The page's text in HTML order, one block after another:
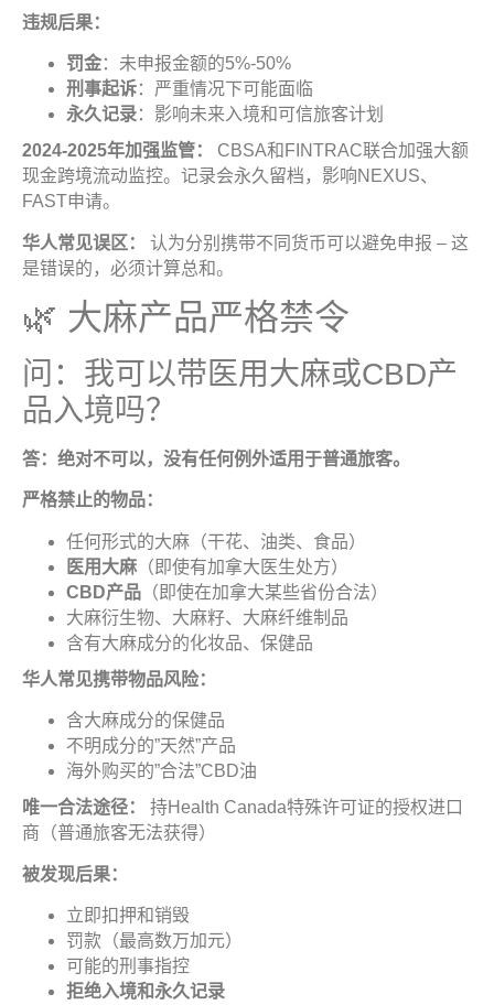
违规后果：
罚金：未申报金额的5%-50%
刑事起诉：严重情况下可能面临
永久记录：影响未来入境和可信旅客计划
2024-2025年加强监管：
CBSA和FINTRAC联合加强大额
现金跨境流动监控。记录会永久留档，影响NEXUS、
FAST申请。
华人常见误区：
认为分别携带不同货币可以避免申报 – 这
是错误的，必须计算总和。
🌿 大麻产品严格禁令
问：我可以带医用大麻或CBD产
品入境吗？
答：绝对不可以，没有任何例外适用于普通旅客。
严格禁止的物品：
任何形式的大麻（干花、油类、食品）
医用大麻 （即使有加拿大医生处方）
CBD产品 （即使在加拿大某些省份合法）
大麻衍生物、大麻籽、大麻纤维制品
含有大麻成分的化妆品、保健品
华人常见携带物品风险：
含大麻成分的保健品
不明成分的”天然”产品
海外购买的”合法”CBD油
唯一合法途径：
持Health Canada特殊许可证的授权进口
商（普通旅客无法获得）
被发现后果：
立即扣押和销毁
罚款（最高数万加元）
可能的刑事指控
拒绝入境和永久记录